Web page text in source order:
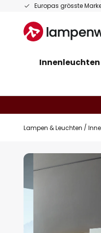
Europas grösste
Zum
springen
Innenleuchten
Lampen & Leuchten
Zum
Ende